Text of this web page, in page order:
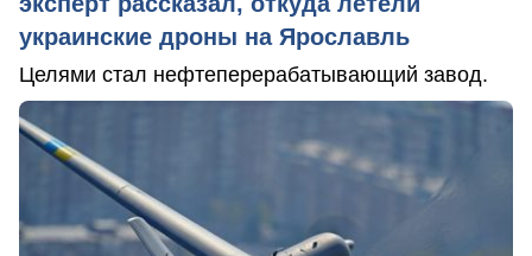
украинские дроны на Ярославль
Целями стал нефтеперерабатывающий завод.